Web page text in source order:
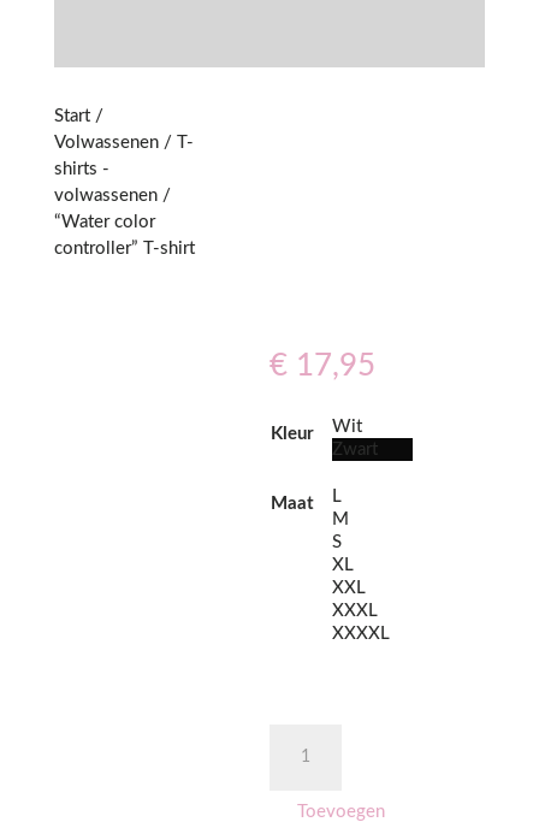
Start/
Volwassenen/ T-
shirts -
volwassenen/
“Water color
controller” T-shirt
€17,95
Kleur
Wit
Zwart
Maat
L
M
S
XL
XXL
XXXL
XXXXL
color
Toevoegen